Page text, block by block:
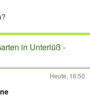
in Unterlüß -
Heute, 16:50